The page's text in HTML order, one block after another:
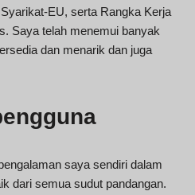
EU, serta Rangka Kerja
Saya telah menemui banyak
dan menarik dan juga
saya sendiri dalam
dari semua sudut pandangan.